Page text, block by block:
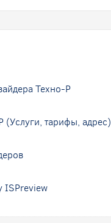
Техно-Р
(Услуги, тарифы, адрес)
ISPreview